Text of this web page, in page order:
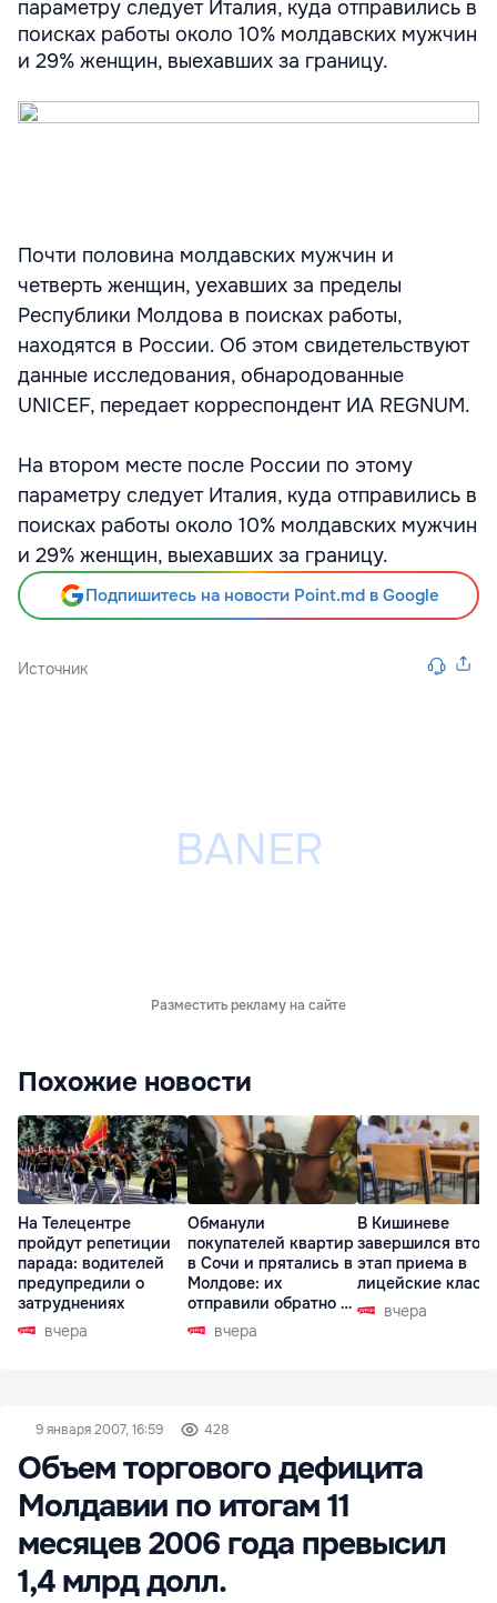
параметру следует Италия, куда отправились в
поисках работы около 10% молдавских мужчин
и 29% женщин, выехавших за границу.
Почти половина молдавских мужчин и
четверть женщин, уехавших за пределы
Республики Молдова в поисках работы,
находятся в России. Об этом свидетельствуют
данные исследования, обнародованные
UNICEF, передает корреспондент ИА REGNUM.
На втором месте после России по этому
параметру следует Италия, куда отправились в
поисках работы около 10% молдавских мужчин
и 29% женщин, выехавших за границу.
Подпишитесь на новости Point.md в Google
Источник
Разместить рекламу на сайте
Похожие новости
На Телецентре
пройдут репетиции
парада: водителей
предупредили о
затруднениях
вчера
Обманули
покупателей квартир
в Сочи и прятались в
Молдове: их
отправили обратно в
РФ вчера
В Кишиневе
завершился
этап приема в
лицейские
вчера
9 января 2007, 16:59 428
Объем торгового дефицита
Молдавии по итогам 11
месяцев 2006 года превысил
1,4 млрд долл.